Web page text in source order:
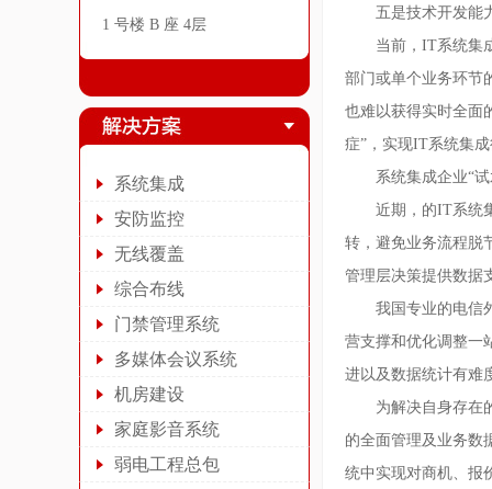
1 号楼 B 座 4层
系统集成
安防监控
无线覆盖
综合布线
门禁管理系统
多媒体会议系统
机房建设
家庭影音系统
弱电工程总包
五是技术开发能
当前，IT系统集
部门或单个业务环节
也难以获得实时全面
症”，实现IT系统集
系统集成企业“
近期，的IT系统
转，避免业务流程脱
管理层决策提供数据
我国专业的电信
营支撑和优化调整一
进以及数据统计有难
为解决自身存在
的全面管理及业务数
统中实现对商机、报